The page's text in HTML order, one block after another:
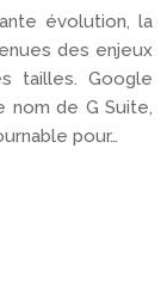
évolution, la
des enjeux
tailles. Google
nom de G Suite,
pour…